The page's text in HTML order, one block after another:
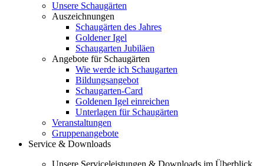
Unsere Schaugärten
Auszeichnungen
Schaugärten des Jahres
Goldener Igel
Schaugarten Jubiläen
Angebote für Schaugärten
Wie werde ich Schaugarten
Bildungsangebot
Schaugarten-Card
Goldenen Igel einreichen
Unterlagen für Schaugärten
Veranstaltungen
Gruppenangebote
Service & Downloads
Unsere Serviceleistungen & Downloads im Überblick